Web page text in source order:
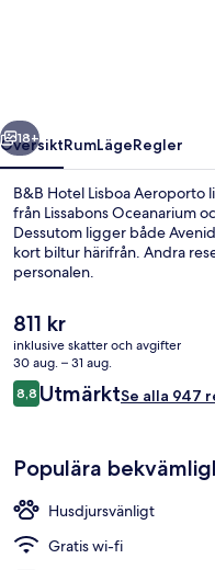
Nästa
18+
ÖversiktRumLägeRegler
B&B Hotel Lisboa Aeroporto
från Lissabons Oceanarium
Dessutom ligger både
kort biltur härifrån. Andra
personalen.
Det
nuvarande
priset
är
811 kr
811 kr
inklusive skatter och avgifter
30 aug. – 31 aug.
Recensioner
8,88,8 av 10,
UtmärktSe alla 947
Populära
Husdjursvänligt
Gratis wi-fi